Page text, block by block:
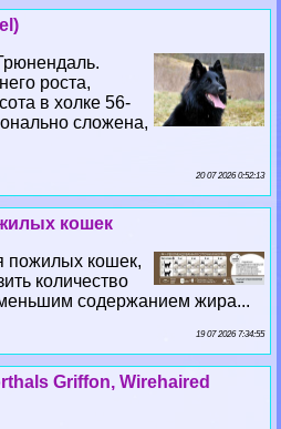
роста,
в холке 56-
сложена,
20 07 2026 0:52:13
кошек
пожилых кошек,
количество
содержанием жира...
19 07 2026 7:34:55
Griffon, Wirehaired